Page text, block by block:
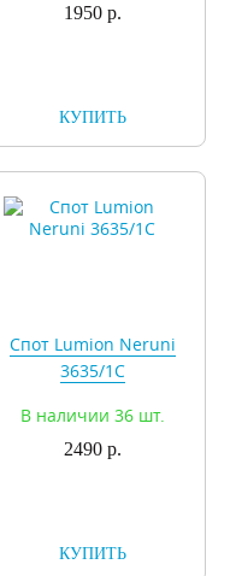
1950 р.
КУПИТЬ
Спот Lumion Neruni
3635/1C
В наличии 36 шт.
2490 р.
КУПИТЬ